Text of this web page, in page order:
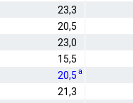
23,3
20,5
23,0
15,5
20,5 a
21,3